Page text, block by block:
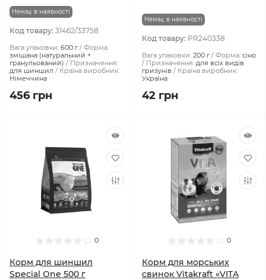
Немає в наявності
Код товару: 31462/33758
Вага упаковки: 600 г
Форма:
змішана (натуральний +
гранульований)
Призначення:
для шиншил
Країна виробник:
Німеччина
456 грн
Немає в наявності
Код товару: PR240338
Вага упаковки: 200 г Форма: сіно
Призначення: для всіх видів
гризунів
Країна виробник:
Україна
42 грн
0
Корм ​​для шиншил
Special One 500 г
0
Корм для морських
свинок Vitakraft «VITA